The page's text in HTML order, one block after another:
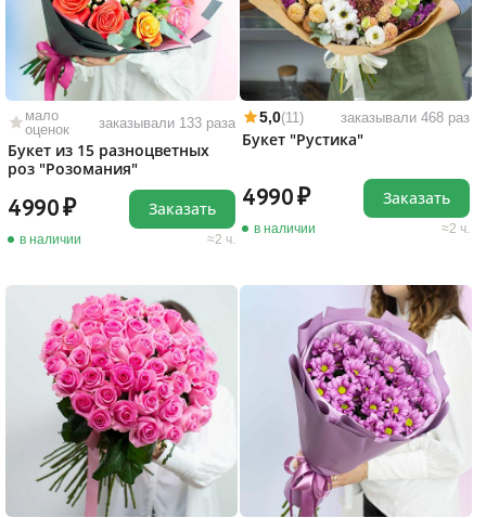
мало
оценок
заказывали 133 раза
Букет из 15 разноцветных
роз "Розомания"
4990
в наличии 2 ч.
Заказать
5,0(11) заказывали 468 раз
Букет "Рустика"
4990
в наличии 2 ч.
Заказать